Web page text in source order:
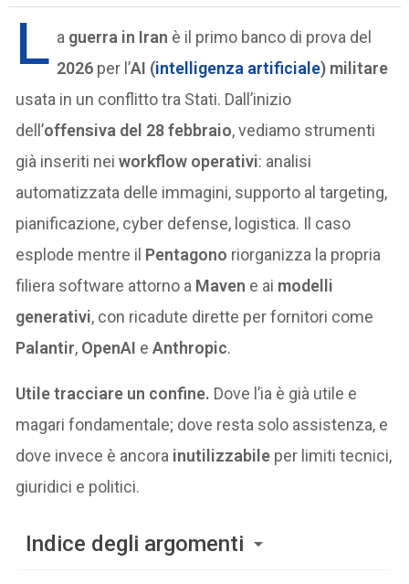
L a guerra in Iran è il primo banco di prova del
2026 per l’AI (intelligenza artificiale) militare
usata in un conflitto tra Stati. Dall’inizio
dell’offensiva del 28 febbraio, vediamo strumenti
già inseriti neiworkflow operativi: analisi
automatizzata delle immagini, supporto al targeting,
pianificazione, cyber defense, logistica. Il caso
esplode mentre il Pentagono riorganizza la propria
filiera software attorno a Maven e ai modelli
generativi, con ricadute dirette per fornitori come
Palantir, OpenAI eAnthropic.
Utile tracciare un confine. Dove l’ia è già utile e
magari fondamentale; dove resta solo assistenza, e
dove invece è ancora inutilizzabile per limiti tecnici,
giuridici e politici.
Indice degli argomenti